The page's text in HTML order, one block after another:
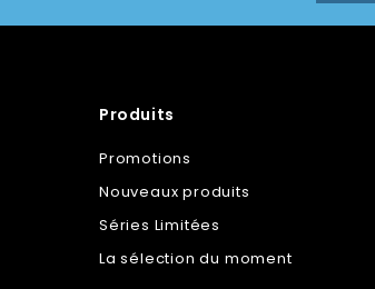
Produits
Promotions
Nouveaux produits
Séries Limitées
La sélection du moment